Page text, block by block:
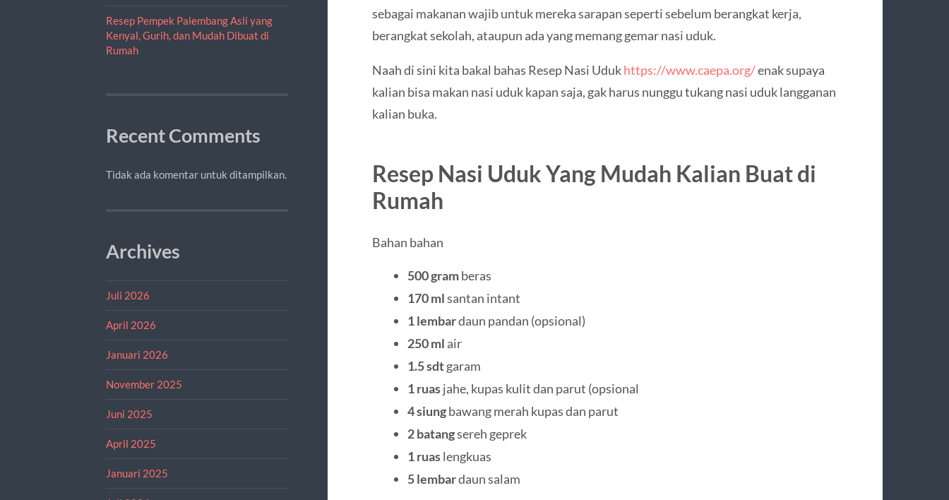
Resep Pempek Palembang Asli yang
Kenyal, Gurih, dan Mudah Dibuat di
Rumah
Recent Comments
Tidak ada komentar untuk ditampilkan.
Archives
Juli 2026
April 2026
Januari 2026
November 2025
Juni 2025
April 2025
Januari 2025
sebagai makanan wajib untuk mereka sarapan seperti sebelum berangkat kerja,
berangkat sekolah, ataupun ada yang memang gemar nasi uduk.
Naah di sini kita bakal bahas Resep Nasi Udukhttps://www.caepa.org/enak supaya
kalian bisa makan nasi uduk kapan saja, gak harus nunggu tukang nasi uduk langganan
kalian buka.
Resep Nasi Uduk Yang Mudah Kalian Buat di
Rumah
Bahan bahan
500 gramberas
170 mlsantan intant
1 lembardaun pandan (opsional)
250 ml air
1.5 sdtgaram
1 ruasjahe, kupas kulit dan parut (opsional
4 siungbawang merah kupas dan parut
2 batangsereh geprek
1 ruaslengkuas
5 lembardaun salam